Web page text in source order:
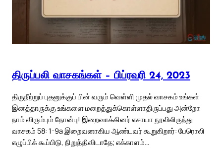
திருப்பலி வாசகங்கள் – பிப்ரவரி 24, 2023
திருநீற்றுப் புதனுக்குப் பின் வரும் வெள்ளி முதல் வாசகம் உங்கள்
இனத்தாருக்கு உங்களை மறைத்துக்கொள்ளாதிருப்பது அன்றோ
நாம் விரும்பும் நோன்பு! இறைவாக்கினர் எசாயா நூலிலிருந்து
வாசகம் 58: 1-9a இறைவனாகிய ஆண்டவர் கூறுகிறார்: பேரொலி
எழுப்பிக் கூப்பிடு, நிறுத்திவிடாதே; எக்காளம்…